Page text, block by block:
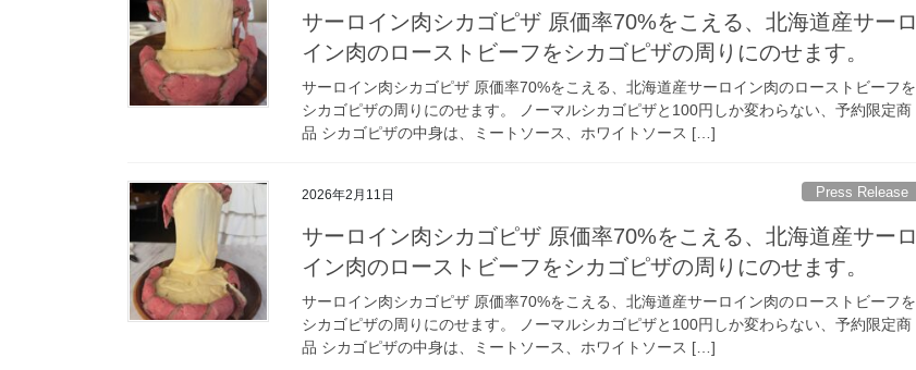
サーロイン肉シカゴピザ 原価率70%をこえる、北海道産サーロ
イン肉のローストビーフをシカゴピザの周りにのせます。
サーロイン肉シカゴピザ 原価率70%をこえる、北海道産サーロイン肉のローストビーフを
シカゴピザの周りにのせます。 ノーマルシカゴピザと100円しか変わらない、予約限定商
品 シカゴピザの中身は、ミートソース、ホワイトソース […]
2026年2月11日 Press Release
サーロイン肉シカゴピザ 原価率70%をこえる、北海道産サーロ
イン肉のローストビーフをシカゴピザの周りにのせます。
サーロイン肉シカゴピザ 原価率70%をこえる、北海道産サーロイン肉のローストビーフを
シカゴピザの周りにのせます。 ノーマルシカゴピザと100円しか変わらない、予約限定商
品 シカゴピザの中身は、ミートソース、ホワイトソース […]